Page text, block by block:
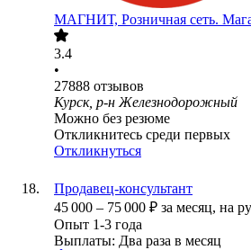
МАГНИТ, Розничная сеть.
3.4
•
27888 отзывов
Курск, р-н Железнодорожный
Можно без резюме
Откликнитесь среди первых
Откликнуться
Продавец-консультант
45 000 – 75 000 ₽ за месяц, на
Опыт 1-3 года
Выплаты: Два раза в месяц